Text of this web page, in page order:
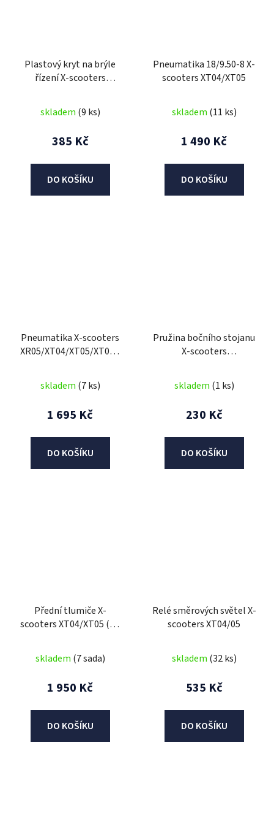
Plastový kryt na brýle
řízení X-scooters
skladem (9 ks)
385 Kč
DO KOŠÍKU
Pneumatika 18/9.50-8 X-
scooters XT04/XT05
skladem (11 ks)
1 490 Kč
DO KOŠÍKU
Pneumatika X-scooters
XR05/XT04/XT05/XT09 -
skladem (7 ks)
1 695 Kč
DO KOŠÍKU
Pružina bočního stojanu
X-scooters
skladem (1 ks)
230 Kč
DO KOŠÍKU
Přední tlumiče X-
scooters XT04/XT05 (do
skladem (7 sada)
1 950 Kč
DO KOŠÍKU
Relé směrových světel X-
scooters XT04/05
skladem (32 ks)
535 Kč
DO KOŠÍKU